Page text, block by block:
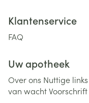
Klantenservice
FAQ
Uw apotheek
Over ons Nuttige links
van wachtVoorschrift